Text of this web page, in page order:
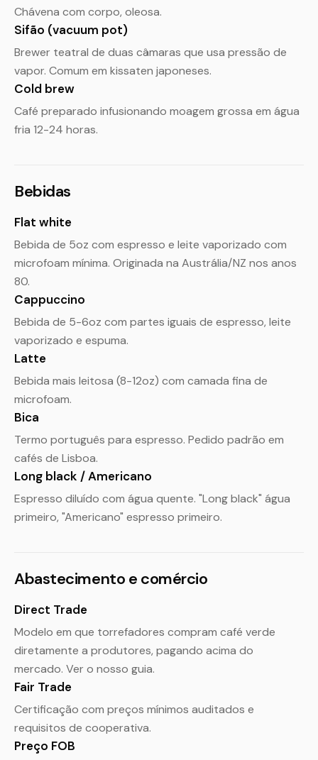
Chávena com corpo, oleosa.
Sifão (vacuum pot)
Brewer teatral de duas câmaras que usa pressão de
vapor. Comum em kissaten japoneses.
Cold brew
Café preparado infusionando moagem grossa em água
fria 12-24 horas.
Bebidas
Flat white
Bebida de 5oz com espresso e leite vaporizado com
microfoam mínima. Originada na Austrália/NZ nos anos
80.
Cappuccino
Bebida de 5-6oz com partes iguais de espresso, leite
vaporizado e espuma.
Latte
Bebida mais leitosa (8-12oz) com camada fina de
microfoam.
Bica
Termo português para espresso. Pedido padrão em
cafés de Lisboa.
Long black / Americano
Espresso diluído com água quente. "Long black" água
primeiro, "Americano" espresso primeiro.
Abastecimento e comércio
Direct Trade
Modelo em que torrefadores compram café verde
diretamente a produtores, pagando acima do
mercado. Ver o nosso guia.
Fair Trade
Certificação com preços mínimos auditados e
requisitos de cooperativa.
Preço FOB